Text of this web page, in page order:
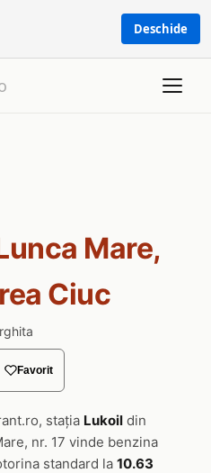
Deschide
Mare,
Ciuc
Favorit
stația Lukoil din
nr. 17 vinde benzina
standard la 10.63